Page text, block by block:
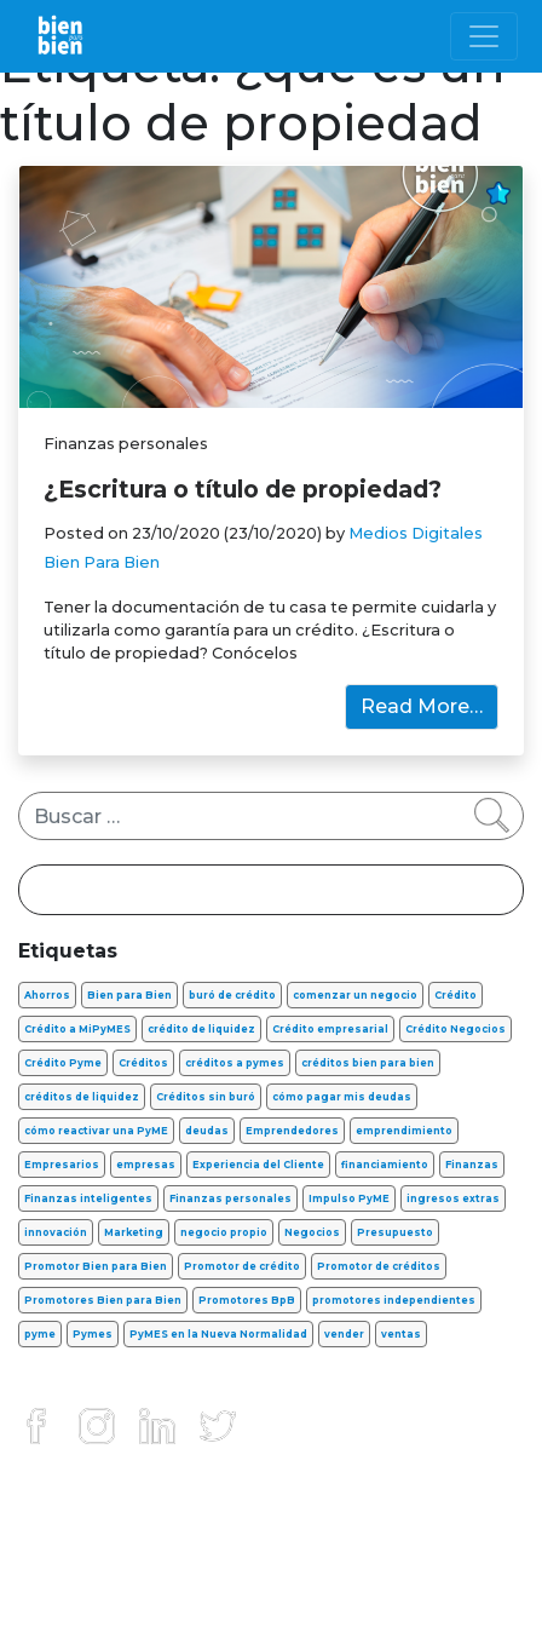
Etiqueta:¿qué es un
título de propiedad
Finanzas personales
¿Escritura o título de propiedad?
Posted on 23/10/2020 (23/10/2020) by Medios Digitales
Bien Para Bien
Tener la documentación de tu casa te permite cuidarla y
utilizarla como garantía para un crédito. ¿Escritura o
título de propiedad? Conócelos
Read More…
Buscar
Etiquetas
Ahorros Bien para Bien buró de crédito comenzar un negocio Crédito
Crédito a MiPyMES crédito de liquidez Crédito empresarial Crédito Negocios
Crédito Pyme Créditos créditos a pymes créditos bien para bien
créditos de liquidez Créditos sin buró cómo pagar mis deudas
cómo reactivar una PyME deudas Emprendedores emprendimiento
Empresarios empresas Experiencia del Cliente financiamiento Finanzas
Finanzas inteligentes Finanzas personales Impulso PyME ingresos extras
innovación Marketing negocio propio Negocios Presupuesto
Promotor Bien para Bien Promotor de crédito Promotor de créditos
Promotores Bien para Bien Promotores BpB promotores independientes
pyme Pymes PyMES en la Nueva Normalidad vender ventas